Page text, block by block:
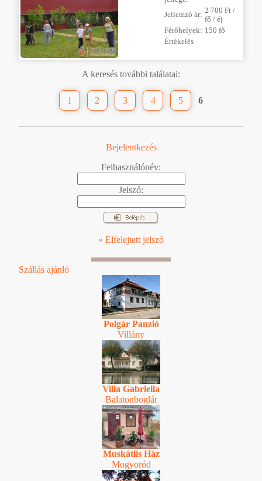
Jellemző ár: 2 700 Ft /
fő / éj
Férőhelyek: 150 fő
Értékelés
A keresés további találatai:
1 2 3 4 5 6
Bejelentkezés
Felhasználónév:
Jelszó:
» Elfelejtett jelszó
Szállás ajánló
Polgár Panzió
Villány
Villa Gabriella
Balatonboglár
Muskátlis Ház
Mogyoród